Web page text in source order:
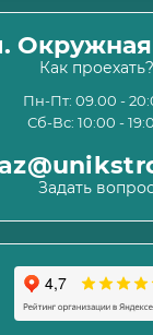
о доставке
соглашение
Как проехать?
Пн-Пт: 09.00 -
Сб-Вс: 10:00 -
Задать